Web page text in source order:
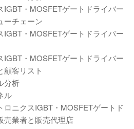
IGBT・MOSFETゲートドライバー
ーチェーン
IGBT・MOSFETゲートドライバー
IGBT・MOSFETゲートドライバー
顧客リスト
分析
ル
ニクスIGBT・MOSFETゲートド
売業者と販売代理店